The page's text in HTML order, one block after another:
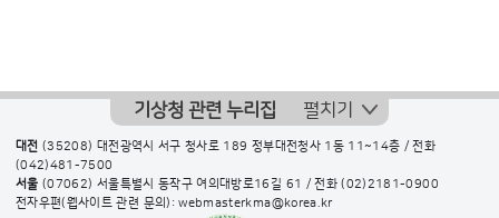
기상청 관련 누리집 펼치기
대전 (35208) 대전광역시 서구 청사로 189 정부대전청사 1동 11~14층 / 전화
(042)481-7500
서울 (07062) 서울특별시 동작구 여의대방로16길 61 / 전화(02)2181-0900
전자우편(웹사이트 관련 문의): webmasterkma@korea.kr